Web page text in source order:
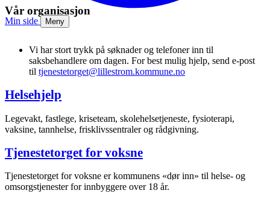
Min side Meny
Vår organisasjon
Vi har stort trykk på søknader og telefoner inn til
saksbehandlere om dagen. For best mulig hjelp, send e-post
til tjenestetorget@lillestrom.kommune.no
Helsehjelp
Legevakt, fastlege, kriseteam, skolehelsetjeneste, fysioterapi,
vaksine, tannhelse, frisklivssentraler og rådgivning.
Tjenestetorget for voksne
Tjenestetorget for voksne er kommunens «dør inn» til helse- og
omsorgstjenester for innbyggere over 18 år.